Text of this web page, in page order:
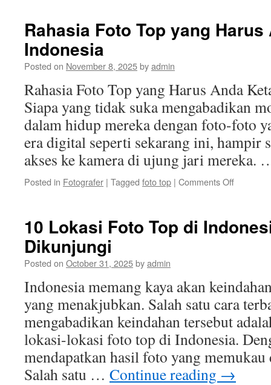
Top
Rahasia Foto Top yang
Indonesia
Posted on November 8, 2025byadmin
Rahasia Foto Top yang Harus Anda
Siapa yang tidak suka mengabadikan
dalam hidup mereka dengan foto-foto
era digital seperti sekarang ini, hampir
akses ke kamera di ujung jari
Posted in Fotografer | Tagged foto top | Comments Offon
yang
Indonesia
10 Lokasi Foto Top di
Dikunjungi
Posted on October 31, 2025byadmin
Indonesia memang kaya akan
yang menakjubkan. Salah satu cara
mengabadikan keindahan tersebut
lokasi-lokasi foto top di Indonesia.
mendapatkan hasil foto yang
Salah satu … Continue reading →